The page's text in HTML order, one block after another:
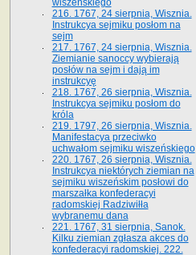
wiszeńskiego
216. 1767, 24 sierpnia, Wisznia.
Instrukcya sejmiku posłom na
sejm
217. 1767, 24 sierpnia, Wisznia.
Ziemianie sanoccy wybierają
posłów na sejm i dają im
instrukcyę
218. 1767, 26 sierpnia, Wisznia.
Instrukcya sejmiku posłom do
króla
219. 1797, 26 sierpnia, Wisznia.
Manifestacya przeciwko
uchwałom sejmiku wiszeńskiego
220. 1767, 26 sierpnia, Wisznia.
Instrukcya niektórych ziemian na
sejmiku wiszeńskim posłowi do
marszałka konfe­deracyi
radomskiej Radziwiłła
wybranemu dana
221. 1767, 31 sierpnia, Sanok.
Kilku ziemian zgłasza akces do
konfederacyi radomskiej. 222.